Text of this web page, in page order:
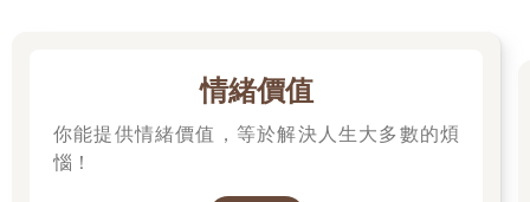
情緒價值
你能提供情緒價值，等於解決人生大多數的煩
惱！